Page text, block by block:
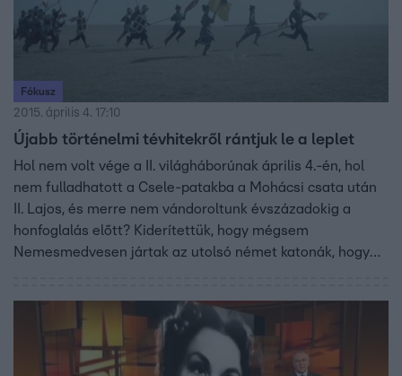
Fókusz
2015. április 4. 17:10
Újabb történelmi tévhitekről rántjuk le a leplet
Hol nem volt vége a II. világháborúnak április 4.-én, hol
nem fulladhatott a Csele-patakba a Mohácsi csata után
II. Lajos, és merre nem vándoroltunk évszázadokig a
honfoglalás előtt? Kiderítettük, hogy mégsem
Nemesmedvesen jártak az utolsó német katonák, hogy
hágón át jött be a legtöbb magyar a Kárpát-medencébe.